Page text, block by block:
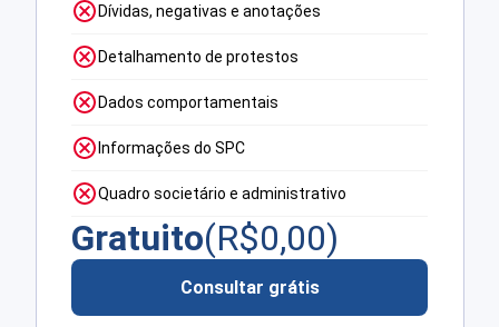
Dívidas, negativas e anotações
Detalhamento de protestos
Dados comportamentais
Informações do SPC
Quadro societário e administrativo
Gratuito(R$0,00)
Consultar grátis